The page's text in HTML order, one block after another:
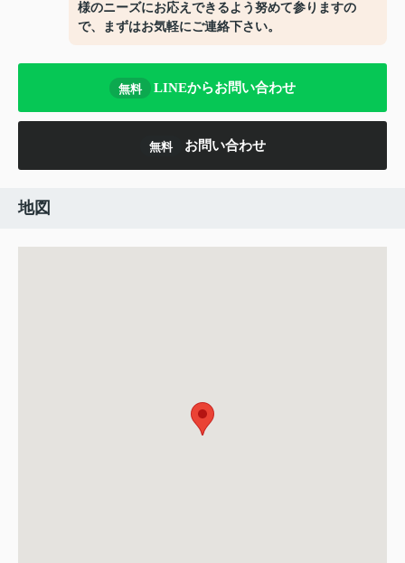
様のニーズにお応えできるよう努めて参りますの
で、まずはお気軽にご連絡下さい。
無料 LINEからお問い合わせ
無料 お問い合わせ
地図